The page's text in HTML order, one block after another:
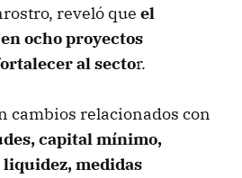
reveló que el
ocho proyectos
al sector.
cambios relacionados con
capital mínimo,
medidas